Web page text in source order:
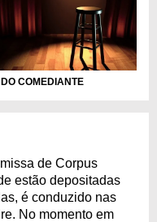
COMEDIANTE
de Corpus
estão depositadas
é conduzido nas
No momento em